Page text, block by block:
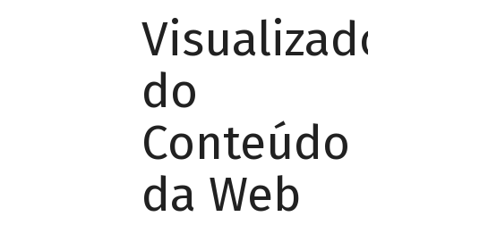
Visualizador
do
Conteúdo
da Web